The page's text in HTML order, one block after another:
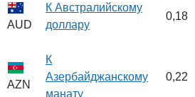
AUD
К Австралийскому
доллару
0,18
AZN
К
Азербайджанскому
манату
0,22